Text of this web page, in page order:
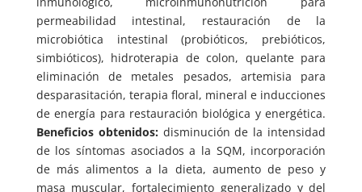
permeabilidad intestinal, restauración de la
microbiótica intestinal (probióticos, prebióticos,
simbióticos), hidroterapia de colon, quelante para
eliminación de metales pesados, artemisia para
desparasitación, terapia floral, mineral e inducciones
de energía para restauración biológica y energética.
Beneficios obtenidos:disminución de la intensidad
de los síntomas asociados a la SQM, incorporación
de más alimentos a la dieta, aumento de peso y
masa muscular, fortalecimiento generalizado y del